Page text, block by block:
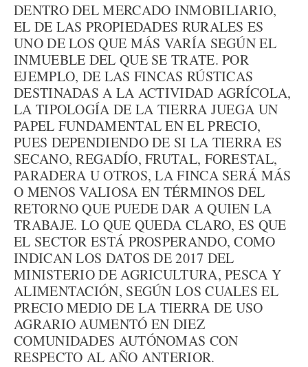
DENTRO DEL MERCADO INMOBILIARIO,
EL DE LAS PROPIEDADES RURALES ES
UNO DE LOS QUE MÁS VARÍA SEGÚN EL
INMUEBLE DEL QUE SE TRATE. POR
EJEMPLO, DE LAS FINCAS RÚSTICAS
DESTINADAS A LA ACTIVIDAD AGRÍCOLA,
LA TIPOLOGÍA DE LA TIERRA JUEGA UN
PAPEL FUNDAMENTAL EN EL PRECIO,
PUES DEPENDIENDO DE SI LA TIERRA ES
SECANO, REGADÍO, FRUTAL, FORESTAL,
PARADERA U OTROS, LA FINCA SERÁ MÁS
O MENOS VALIOSA EN TÉRMINOS DEL
RETORNO QUE PUEDE DAR A QUIEN LA
TRABAJE. LO QUE QUEDA CLARO, ES QUE
EL SECTOR ESTÁ PROSPERANDO, COMO
INDICAN LOS DATOS DE 2017 DEL
MINISTERIO DE AGRICULTURA, PESCA Y
ALIMENTACIÓN, SEGÚN LOS CUALES EL
PRECIO MEDIO DE LA TIERRA DE USO
AGRARIO AUMENTÓ EN DIEZ
COMUNIDADES AUTÓNOMAS CON
RESPECTO AL AÑO ANTERIOR.